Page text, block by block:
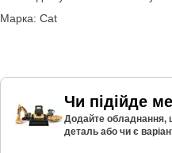
Марка: Cat
Чи підійде
Додайте обладнання,
деталь або чи є